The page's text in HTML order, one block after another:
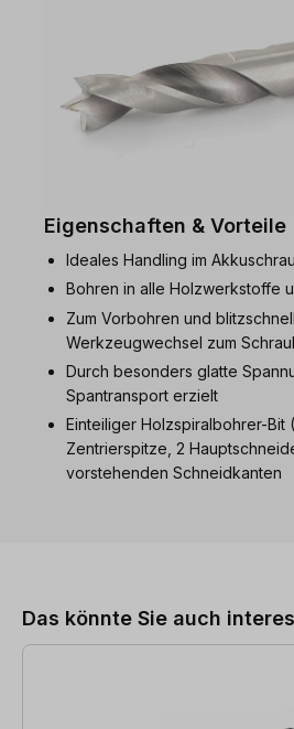
Eigenschaften & Vorteile
Ideales Handling im
Bohren in alle Holzwerkstoffe
Zum Vorbohren und
Werkzeugwechsel zum
Durch besonders glatte
Spantransport erzielt
Einteiliger Holzspiralbohrer-Bit
Zentrierspitze, 2
vorstehenden Schneidkanten
Das könnte Sie auch